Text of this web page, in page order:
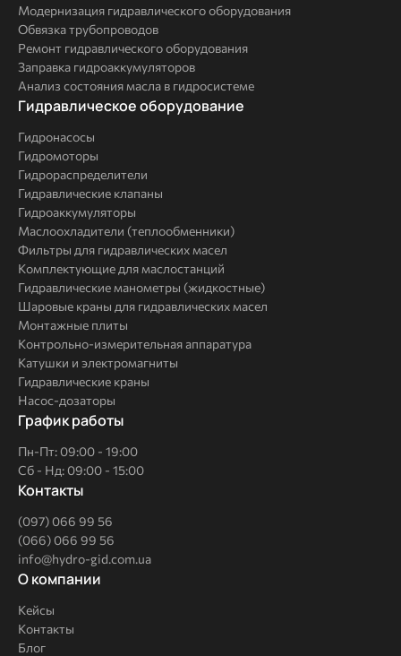
Модернизация гидравлического оборудования
Обвязка трубопроводов
Ремонт гидравлического оборудования
Заправка гидроаккумуляторов
Анализ состояния масла в гидросистеме
Комплексные
Гидравлическое оборудование
Гидронасосы
Гидромоторы
Гидрораспределители
Гидравлические клапаны
Гидроаккумуляторы
Маслоохладители (теплообменники)
Фильтры для гидравлических масел
Комплектующие для маслостанций
Гидравлические манометры (жидкостные)
Шаровые краны для гидравлических масел
Монтажные плиты
Контрольно-измерительная аппаратура
Катушки и электромагниты
Гидравлические краны
Насос-дозаторы
График работы
Пн-Пт: 09:00 - 19:00
Сб - Нд: 09:00 - 15:00
Контакты
(097) 066 99 56
(066) 066 99 56
info@hydro-gid.com.ua
О
компании
О компании
Кейсы
Контакты
Блог